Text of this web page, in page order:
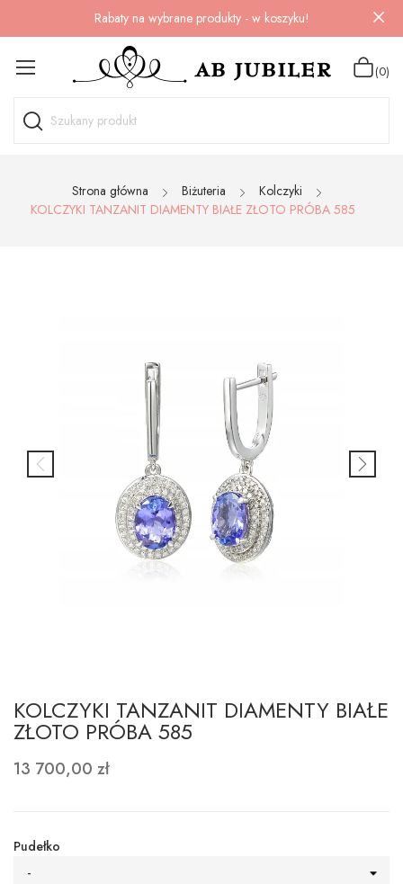
Rabaty na wybrane produkty - w koszyku!
(0)
Strona główna Biżuteria
Kolczyki
KOLCZYKI TANZANIT DIAMENTY BIAŁE ZŁOTO PRÓBA 585
KOLCZYKI TANZANIT DIAMENTY BIAŁE
ZŁOTO PRÓBA 585
13 700,00 zł
Pudełko
-